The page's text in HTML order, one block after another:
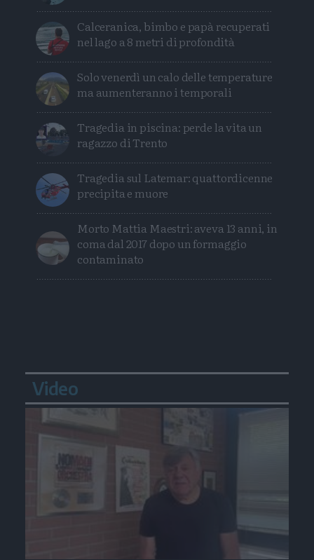
Calceranica, bimbo e papà recuperati
nel lago a 8 metri di profondità
Solo venerdì un calo delle temperature
ma aumenteranno i temporali
Tragedia in piscina: perde la vita un
ragazzo di Trento
Tragedia sul Latemar: quattordicenne
precipita e muore
Morto Mattia Maestri: aveva 13 anni, in
coma dal 2017 dopo un formaggio
contaminato
Video